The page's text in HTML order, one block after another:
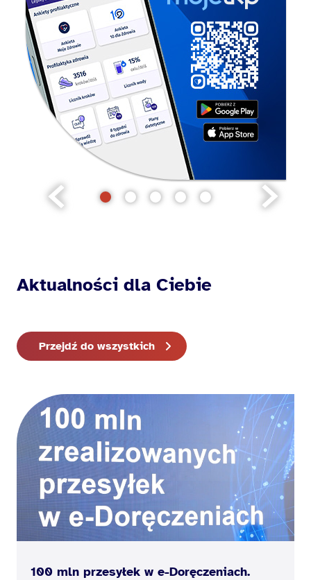
Aktualności dla Ciebie
Przejdź do wszystkich
100 mln przesyłek w e-Doręczeniach.